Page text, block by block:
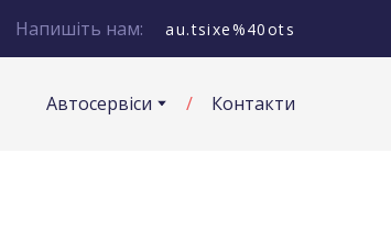
Напишіть нам: au.tsixe%40ots
Автосервіси Контакти